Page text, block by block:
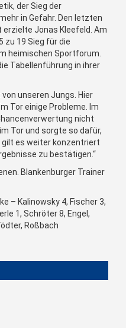
der Sieg der
in Gefahr. Den letzten
Jonas Kleefeld. Am
zu 19 Sieg für die
heimischen Sportforum.
Tabellenführung in ihrer
unseren Jungs. Hier
Tor einige Probleme. Im
nicht
Tor und sorgte so dafür,
es weiter konzentriert
zu bestätigen.“
Blankenburger Trainer
– Kalinowsky 4, Fischer 3,
1, Schröter 8, Engel,
Roßbach